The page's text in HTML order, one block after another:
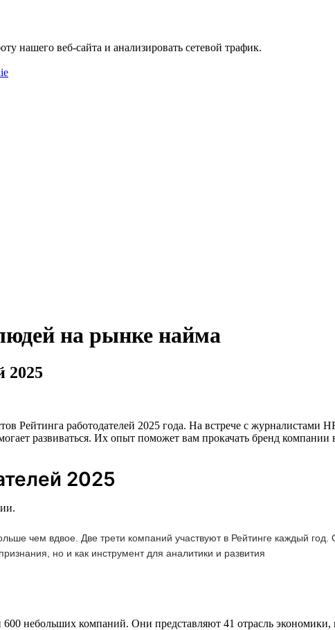
нашего веб-сайта и анализировать сетевой трафик.
на рынке найма
2025
Рейтинга работодателей 2025 года. На встрече с
развиваться. Их опыт поможет вам прокачать бренд компании
2025
чем вдвое. Две трети компаний участвуют в Рейтинге каждый
но и как инструмент для аналитики и развития
небольших компаний. Они представляют 41 отрасль